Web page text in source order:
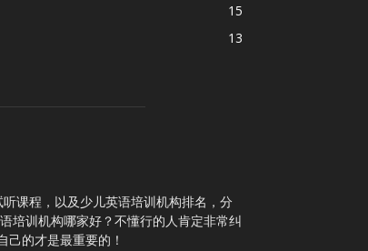
15
13
课程，以及少儿英语培训机构排名，分
培训机构哪家好？不懂行的人肯定非常纠
的才是最重要的！